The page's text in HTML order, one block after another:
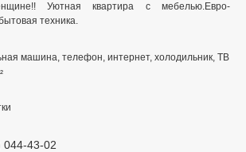
Уютная квартира с мебелью.Евро-
техника.
машина, телефон, интернет, холодильник, ТВ
044-43-02